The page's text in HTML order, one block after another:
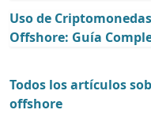
Uso de
Offshore: Guía
Todos los artículos
offshore